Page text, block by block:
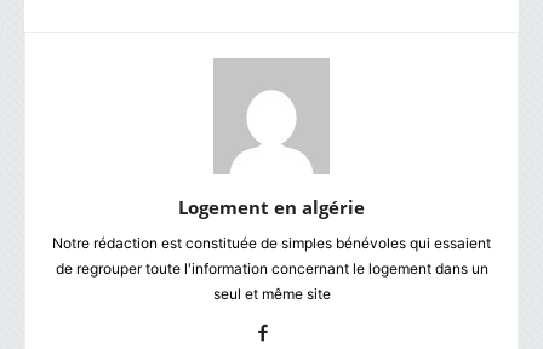
Logement en algérie
Notre rédaction est constituée de simples bénévoles qui essaient
de regrouper toute l'information concernant le logement dans un
seul et même site